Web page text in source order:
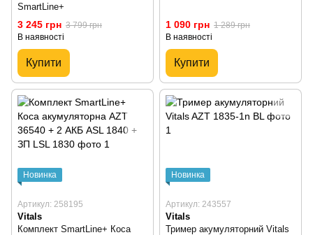
SmartLine+
3 245 грн 3 799 грн
В наявності
Купити
1 090 грн 1 289 грн
В наявності
Купити
Новинка
Артикул: 258195
Vitals
Комплект SmartLine+ Коса
Новинка
Артикул: 243557
Vitals
Тример акумуляторний Vitals